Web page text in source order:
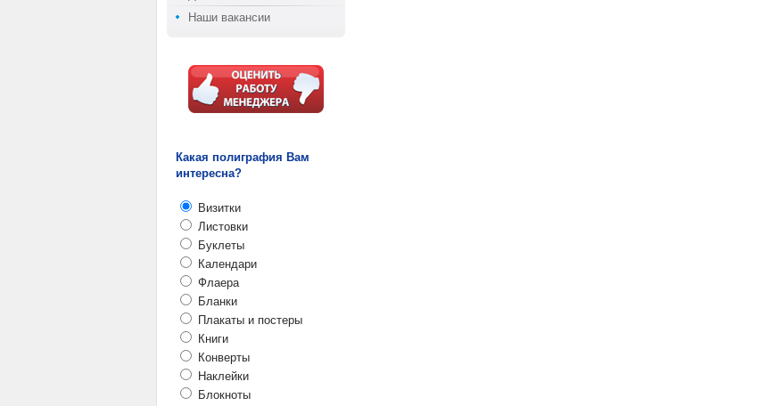
Наши вакансии
Какая полиграфия Вам
интересна?
Визитки
Листовки
Буклеты
Календари
Флаера
Бланки
Плакаты и постеры
Книги
Конверты
Наклейки
Блокноты